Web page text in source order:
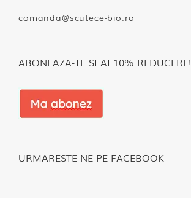
comanda@scutece-bio.ro
ABONEAZA-TE SI AI 10% REDUCERE!
URMARESTE-NE PE FACEBOOK